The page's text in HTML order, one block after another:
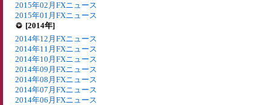
2015年02月FXニュース
2015年01月FXニュース
[2014年]
2014年12月FXニュース
2014年11月FXニュース
2014年10月FXニュース
2014年09月FXニュース
2014年08月FXニュース
2014年07月FXニュース
2014年06月FXニュース